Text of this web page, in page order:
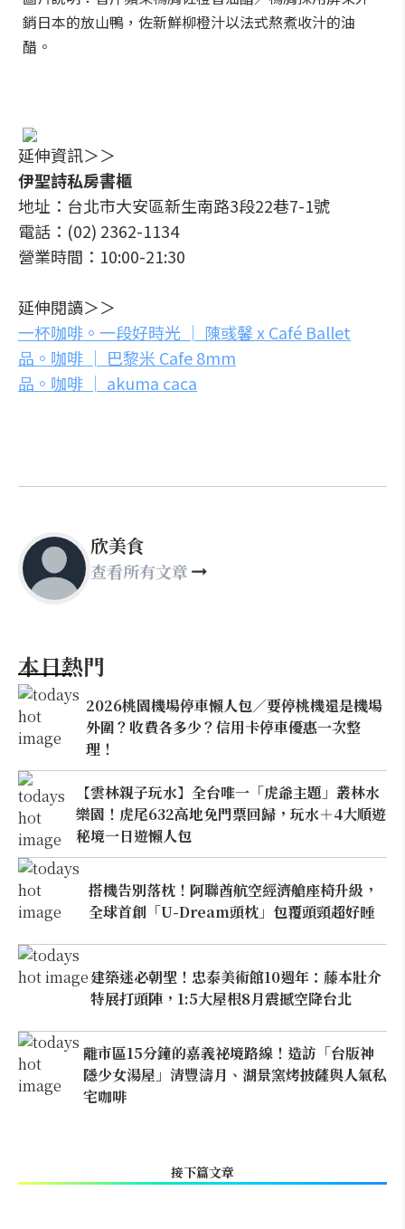
銷日本的放山鴨，佐新鮮柳橙汁以法式熬煮收汁的油
醋。
延伸資訊＞＞
伊聖詩私房書櫃
地址：台北市大安區新生南路3段22巷7-1號
電話：(02) 2362-1134
營業時間：10:00-21:30
延伸閱讀＞＞
一杯咖啡。一段好時光 │ 陳彧馨 x Café Ballet
品。咖啡 │ 巴黎米 Cafe 8mm
品。咖啡 │ akuma caca
欣美食
查看所有文章
本日熱門
2026桃園機場停車懶人包／要停桃機還是機場
外圍？收費各多少？信用卡停車優惠一次整
理！
【雲林親子玩水】全台唯一「虎爺主題」叢林水
樂園！虎尾632高地免門票回歸，玩水＋4大順遊
秘境一日遊懶人包
搭機告別落枕！阿聯酋航空經濟艙座椅升級，
全球首創「U-Dream頭枕」包覆頭頸超好睡
建築迷必朝聖！忠泰美術館10週年：藤本壯介
特展打頭陣，1:5大屋根8月震撼空降台北
離市區15分鐘的嘉義祕境路線！造訪「台版神
隱少女湯屋」清豐濤月、湖景窯烤披薩與人氣私
宅咖啡
接下篇文章